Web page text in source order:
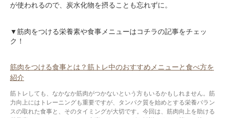
が使われるので、炭水化物を摂ることも忘れずに。
▼筋肉をつける栄養素や食事メニューはコチラの記事をチェッ
ク！
筋肉をつける食事とは？筋トレ中のおすすめメニューと食べ方を
紹介
筋トレしても、なかなか筋肉がつかないという方もいるかもしれません。筋
力向上にはトレーニングも重要ですが、タンパク質を始めとする栄養バラン
スの取れた食事と、そのタイミングが大切です。今回は、筋肉向上を助ける